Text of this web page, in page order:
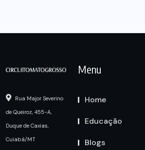
Rua Major Severino
de Queiroz, 455-A,
Duque de Caxias,
Cuiabá/MT
Menu
Home
Educação
Blogs